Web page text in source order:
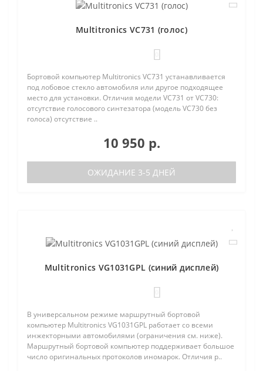
Multitronics VC731 (голос)
Бортовой компьютер Multitronics VC731 устанавливается
под лобовое стекло автомобиля или другое подходящее
место для установки. Отличия модели VC731 от VC730:
отсутствие голосового синтезатора (модель VC730 без
голоса) отсутствие ..
10 950 р.
ОЖИДАНИЕ 3-5 ДНЕЙ
Multitronics VG1031GPL (синий дисплей)
В универсальном режиме маршрутный бортовой
компьютер Multitronics VG1031GPL работает со всеми
инжекторными автомобилями (ограничения см. ниже).
Маршрутный бортовой компьютер поддерживает большое
число оригинальных протоколов иномарок. Отличия р..